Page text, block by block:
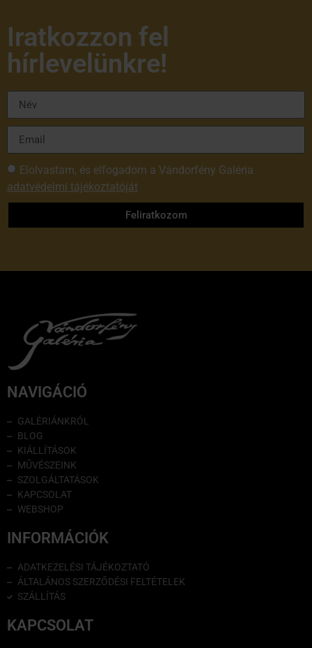
Iratkozzon fel
hírlevelünkre!
Elolvastam, és elfogadom a Vándorfény Galéria
adatvédelmi tájékoztatóját
Feliratkozom
NAVIGÁCIÓ
GALÉRIÁNKRÓL
BLOG
KIÁLLÍTÁSOK
MŰVÉSZEINK
SZOLGÁLTATÁSOK
KAPCSOLAT
WEBSHOP
INFORMÁCIÓK
ADATKEZELÉSI TÁJÉKOZTATÓ
ÁLTALÁNOS SZERZŐDÉSI FELTÉTELEK
SZÁLLÍTÁS
KAPCSOLAT